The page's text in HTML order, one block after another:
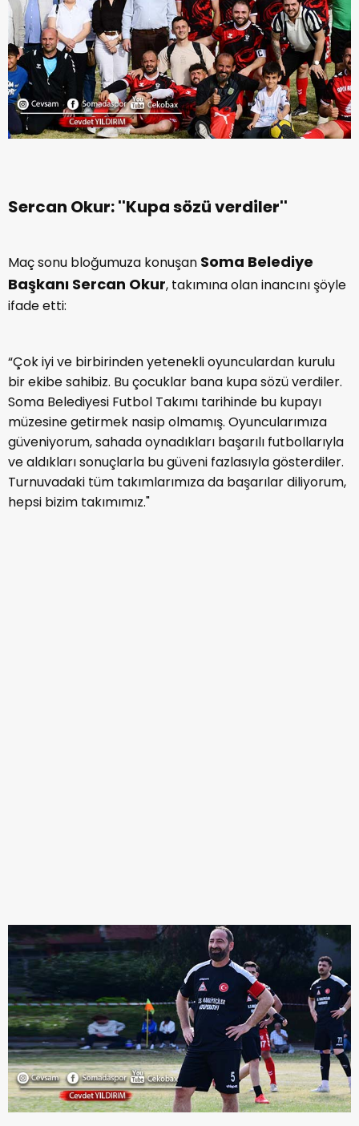
Sercan Okur: ''Kupa sözü verdiler''
Maç sonu bloğumuza konuşan Soma Belediye
Başkanı Sercan Okur, takımına olan inancını şöyle
ifade etti:
“Çok iyi ve birbirinden yetenekli oyunculardan kurulu
bir ekibe sahibiz. Bu çocuklar bana kupa sözü verdiler.
Soma Belediyesi Futbol Takımı tarihinde bu kupayı
müzesine getirmek nasip olmamış. Oyuncularımıza
güveniyorum, sahada oynadıkları başarılı futbollarıyla
ve aldıkları sonuçlarla bu güveni fazlasıyla gösterdiler.
Turnuvadaki tüm takımlarımıza da başarılar diliyorum,
hepsi bizim takımımız."